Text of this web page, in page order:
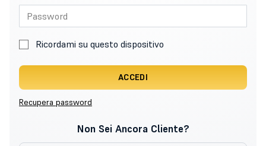
Ricordami su questo dispositivo
ACCEDI
Recupera password
Non Sei Ancora Cliente?